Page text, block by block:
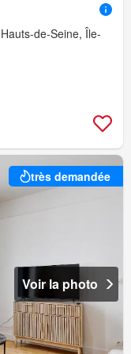
de-Seine, Île-
très demandée
Voir la photo